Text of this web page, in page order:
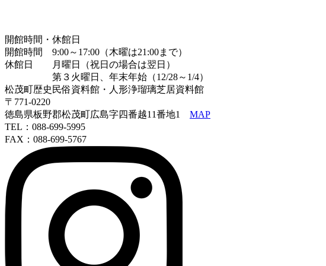
開館時間・休館日
開館時間 9:00～17:00（木曜は21:00まで）
休館日 月曜日（祝日の場合は翌日）
第３火曜日、年末年始（12/28～1/4）
松茂町歴史民俗資料館・人形浄瑠璃芝居資料館
〒771-0220
徳島県板野郡松茂町広島字四番越11番地1 MAP
TEL：088-699-5995
FAX：088-699-5767